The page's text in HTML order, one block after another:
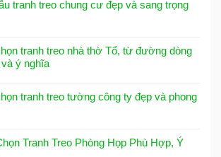
tranh treo chung cư đẹp và sang trọng
tranh treo nhà thờ Tổ, từ đường dòng
ý nghĩa
tranh treo tường công ty đẹp và phong
Tranh Treo Phòng Họp Phù Hợp, Ý